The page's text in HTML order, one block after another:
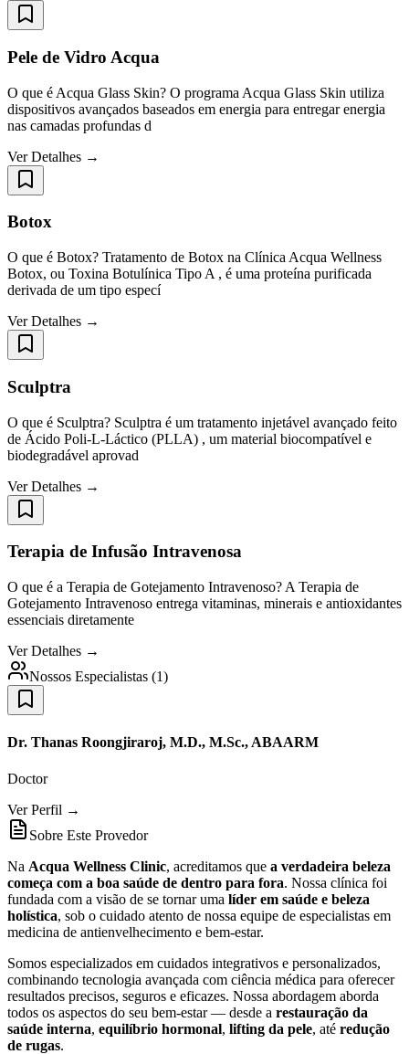
Pele de Vidro Acqua
O que é Acqua Glass Skin? O programa Acqua Glass Skin utiliza
dispositivos avançados baseados em energia para entregar energia
nas camadas profundas d
Ver Detalhes →
Botox
O que é Botox? Tratamento de Botox na Clínica Acqua Wellness
Botox, ou Toxina Botulínica Tipo A , é uma proteína purificada
derivada de um tipo especí
Ver Detalhes →
Sculptra
O que é Sculptra? Sculptra é um tratamento injetável avançado feito
de Ácido Poli-L-Láctico (PLLA) , um material biocompatível e
biodegradável aprovad
Ver Detalhes →
Terapia de Infusão Intravenosa
O que é a Terapia de Gotejamento Intravenoso? A Terapia de
Gotejamento Intravenoso entrega vitaminas, minerais e antioxidantes
essenciais diretamente
Ver Detalhes →
Nossos Especialistas (1)
Dr. Thanas Roongjiraroj, M.D., M.Sc., ABAARM
Doctor
Ver Perfil →
Sobre Este Provedor
Na Acqua Wellness Clinic, acreditamos que a verdadeira beleza
começa com a boa saúde de dentro para fora. Nossa clínica foi
fundada com a visão de se tornar uma líder em saúde e beleza
holística, sob o cuidado atento de nossa equipe de especialistas em
medicina de antienvelhecimento e bem-estar.
Somos especializados em cuidados integrativos e personalizados,
combinando tecnologia avançada com ciência médica para oferecer
resultados precisos, seguros e eficazes. Nossa abordagem aborda
todos os aspectos do seu bem-estar — desde a restauração da
saúde interna, equilíbrio hormonal, lifting da pele, até redução
de rugas.